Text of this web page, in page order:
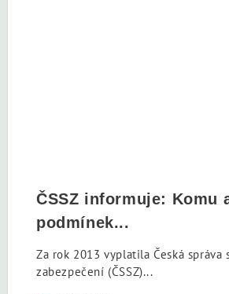
ČSSZ informuje: Komu
podmínek...
Za rok 2013 vyplatila Česká správa
zabezpečení (ČSSZ)...